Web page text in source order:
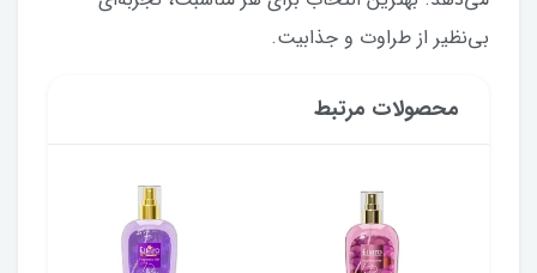
بی‌نظیر از طراوت و جذابیت.
محصولات مرتبط